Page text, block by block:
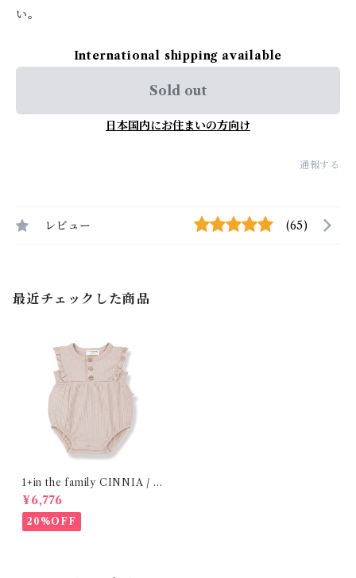
い。
International shipping available
Sold out
日本国内にお住まいの方向け
通報する
レビュー (65)
最近チェックした商品
1+in the family CINNIA / n
ude (9 m )
¥6,776
20%OFF